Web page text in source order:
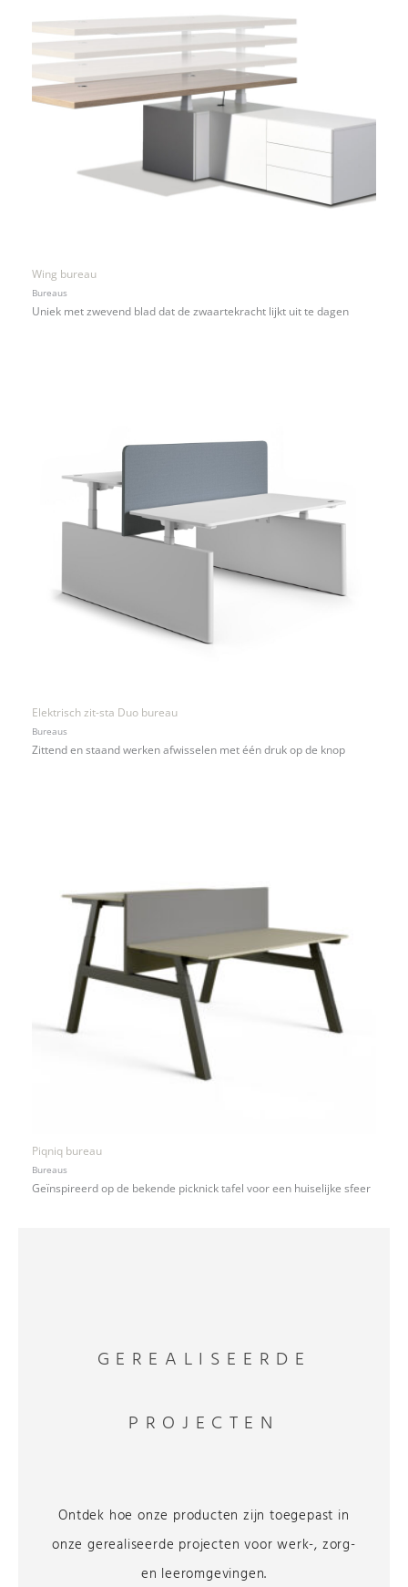
Wing bureau
Bureaus
Uniek met zwevend blad dat de zwaartekracht lijkt uit te dagen
Elektrisch zit-sta Duo bureau
Bureaus
Zittend en staand werken afwisselen met één druk op de knop
Piqniq bureau
Bureaus
Geïnspireerd op de bekende picknick tafel voor een huiselijke sfeer
GEREALISEERDE
PROJECTEN
Ontdek hoe onze producten zijn toegepast in
onze gerealiseerde projecten voor werk-, zorg-
en leeromgevingen.